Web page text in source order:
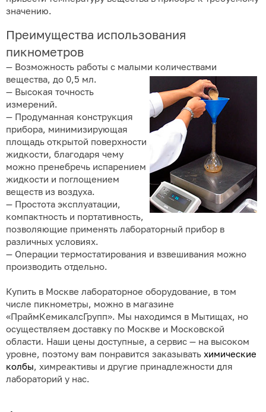
значению.
Преимущества использования
пикнометров
— Возможность работы с малыми количествами
вещества, до 0,5 мл.
— Высокая точность
измерений.
— Продуманная конструкция
прибора, минимизирующая
площадь открытой поверхности
жидкости, благодаря чему
можно пренебречь испарением
жидкости и поглощением
веществ из воздуха.
— Простота эксплуатации,
компактность и портативность,
позволяющие применять лабораторный прибор в
различных условиях.
— Операции термостатирования и взвешивания можно
производить отдельно.
Купить в Москве лабораторное оборудование, в том
числе пикнометры, можно в магазине
«ПраймКемикалсГрупп». Мы находимся в Мытищах, но
осуществляем доставку по Москве и Московской
области. Наши цены доступные, а сервис — на высоком
уровне, поэтому вам понравится заказывать химические
колбы, химреактивы и другие принадлежности для
лабораторий у нас.